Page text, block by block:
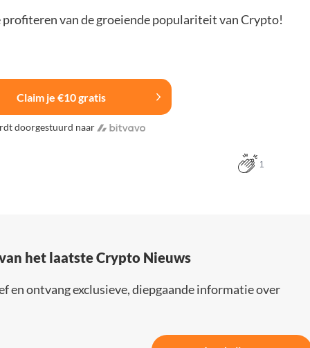
van de groeiende populariteit van Crypto!
Claim je €10 gratis
doorgestuurd naar
1
het laatste Crypto Nieuws
en ontvang exclusieve, diepgaande informatie over